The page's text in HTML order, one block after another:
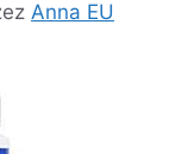
Anna EU